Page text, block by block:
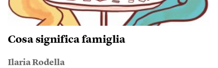
Cosa significa famiglia
Ilaria Rodella